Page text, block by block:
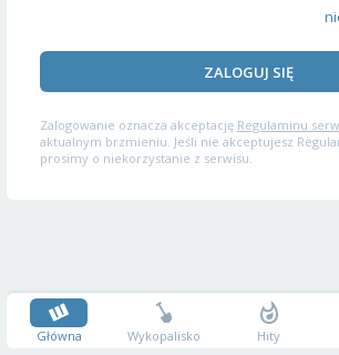
ZALOGUJ SIĘ
Zalogowanie oznacza akceptację Regulaminu
aktualnym brzmieniu. Jeśli nie akceptujesz
prosimy o niekorzystanie z serwisu.
Główna Wykopalisko Hity